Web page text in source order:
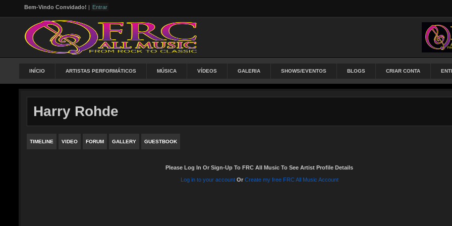
Bem-Vindo Convidado! | Entrar
INÍCIO ARTISTAS PERFORMÁTICOS MÚSICA VÍDEOS GALERIA SHOWS/EVENTOS BLOGS CRIAR CONTA
Harry Rohde
TIMELINE VIDEO FORUM GALLERY GUESTBOOK
Please Log In Or Sign-Up To FRC All Music To See Artist Profile Details
Log in to your account Or Create my free FRC All Music Account